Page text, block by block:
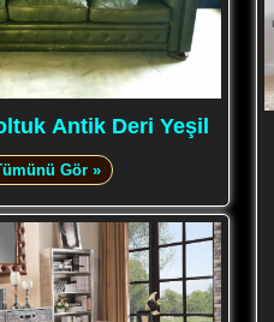
Antik Deri Yeşil
Gör »